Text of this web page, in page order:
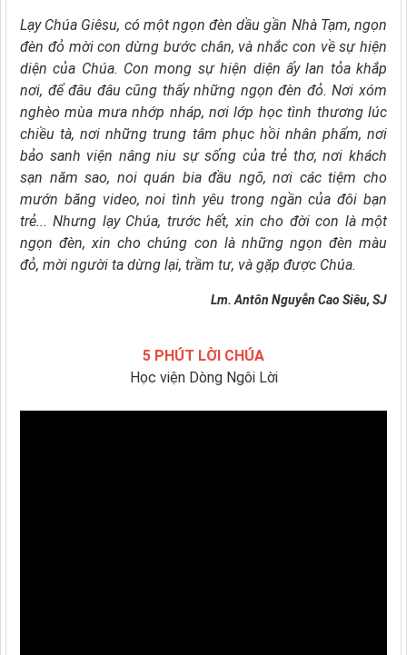
Lạy Chúa Giêsu, có một ngọn đèn dầu gần Nhà Tạm,ngọn
đèn đỏ mời con dừng bước chân, và nhắc con về sự hiện
diện của Chúa. Con mong sự hiện diện ấy lan tỏa khắp
nơi, để đâu đâu cũng thấy những ngọn đèn đỏ.Nơi xóm
nghèo mùa mưa nhớp nháp, nơi lớp học tình thương lúc
chiều tà,nơi những trung tâm phục hồi nhân phẩm,nơi
bảo sanh viện nâng niu sự sống của trẻ thơ,nơi khách
sạn năm sao, noi quán bia đầu ngõ,nơi các tiệm cho
mướn băng video,noi tình yêu trong ngần của đôi bạn
trẻ... Nhưng lạy Chúa, trước hết, xin cho đời con là một
ngọn đèn,xin cho chúng con là những ngọn đèn màu
đỏ, mời người ta dừng lại, trầm tư, và gặp được Chúa.
Lm. Antôn Nguyễn Cao Siêu, SJ
5 PHÚT LỜI CHÚA
Học viện Dòng Ngôi Lời